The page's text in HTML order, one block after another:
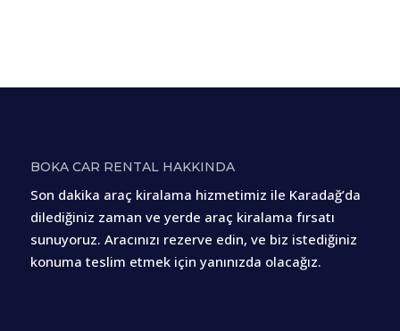
BOKA CAR RENTAL HAKKINDA
Son dakika araç kiralama hizmetimiz ile Karadağ’da
dilediğiniz zaman ve yerde araç kiralama fırsatı
sunuyoruz. Aracınızı rezerve edin, ve biz istediğiniz
konuma teslim etmek için yanınızda olacağız.